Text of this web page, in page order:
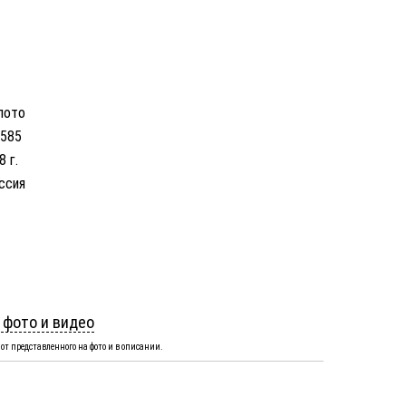
г.
и видео
представленного на фото и в описании.